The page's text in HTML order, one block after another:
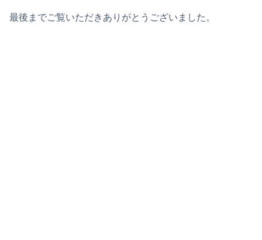
最後までご覧いただきありがとうございました。